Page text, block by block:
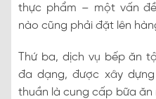
thực phẩm – một vấn
nào cũng phải đặt lên
Thứ ba, dịch vụ bếp ăn
đa dạng, được xây
thuần là cung cấp bữa ăn